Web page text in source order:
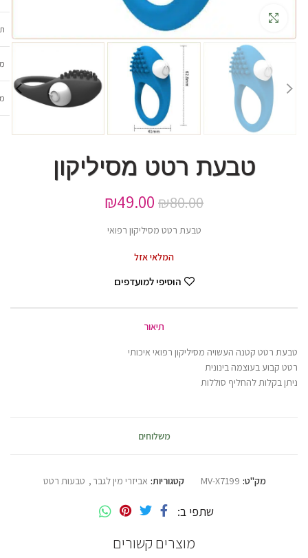
טבעת רטט מסיליקון
₪80.00
₪49.00
טבעת רטט מסיליקון רפואי
המלאי אזל
הוסיפי למועדפים
תיאור
טבעת רטט קטנה העשויה מסיליקון רפואי איכותי
רטט קבוע בעוצמה בינונית
ניתן בקלות להחליף סוללות
משלוחים
מק"ט: MV-X7199 קטגוריות: אביזרי מין לגבר , טבעות רטט
שתפי ב
מוצרים קשורים